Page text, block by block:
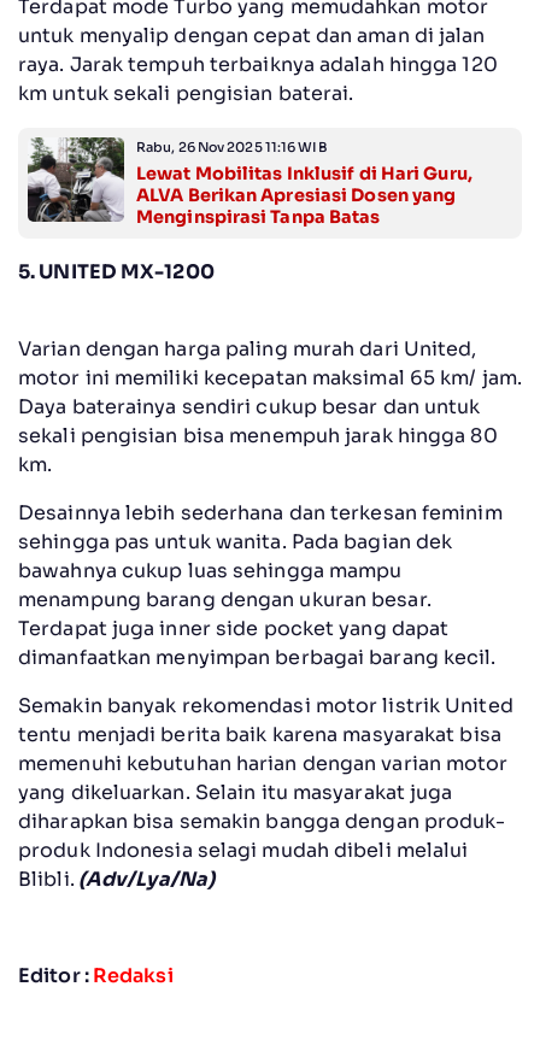
Terdapat mode Turbo yang memudahkan motor
untuk menyalip dengan cepat dan aman di jalan
raya. Jarak tempuh terbaiknya adalah hingga 120
km untuk sekali pengisian baterai.
Rabu, 26 Nov 2025 11:16 WIB
Lewat Mobilitas Inklusif di Hari Guru,
ALVA Berikan Apresiasi Dosen yang
Menginspirasi Tanpa Batas
5. UNITED MX-1200
Varian dengan harga paling murah dari United,
motor ini memiliki kecepatan maksimal 65 km/ jam.
Daya baterainya sendiri cukup besar dan untuk
sekali pengisian bisa menempuh jarak hingga 80
km.
Desainnya lebih sederhana dan terkesan feminim
sehingga pas untuk wanita. Pada bagian dek
bawahnya cukup luas sehingga mampu
menampung barang dengan ukuran besar.
Terdapat juga inner side pocket yang dapat
dimanfaatkan menyimpan berbagai barang kecil.
Semakin banyak rekomendasi motor listrik United
tentu menjadi berita baik karena masyarakat bisa
memenuhi kebutuhan harian dengan varian motor
yang dikeluarkan. Selain itu masyarakat juga
diharapkan bisa semakin bangga dengan produk-
produk Indonesia selagi mudah dibeli melalui
Blibli. (Adv/Lya/Na)
Editor :Redaksi